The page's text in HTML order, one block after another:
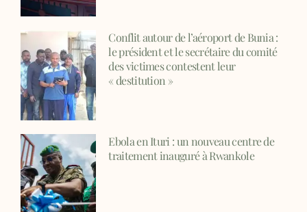
Conflit autour de l’aéroport de Bunia :
le président et le secrétaire du comité
des victimes contestent leur
« destitution »
Ebola en Ituri : un nouveau centre de
traitement inauguré à Rwankole